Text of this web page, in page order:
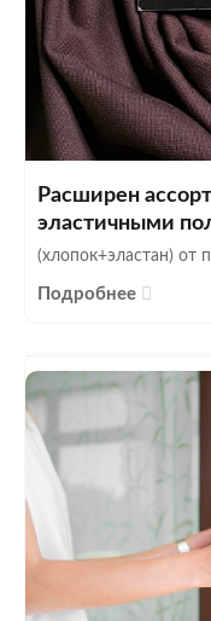
Расширен
эластичными
(хлопок+эластан) от
Подробнее